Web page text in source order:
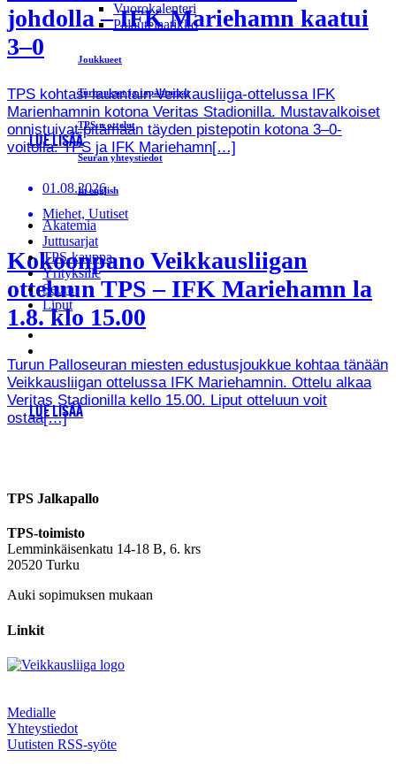
Vuorokalenteri
Palautelaatikko
Joukkueet
Turnaukset ja tapahtumat
TPS:n ottelut
Seuran yhteystiedot
In english
Akatemia
Juttusarjat
TPS-kauppa
Yrityksille
Seura
Liput
johdolla – IFK Mariehamn kaatui
3–0
TPS kohtasi lauantain Veikkausliiga-ottelussa IFK
Marienhamnin kotona Veritas Stadionilla. Mustavalkoiset
onnistuivat pitämään täyden pistepotin kotona 3–0-
voitolla. TPS ja IFK Mariehamn[…]
LUE LISÄÄ
01.08.2026
Miehet, Uutiset
Kokoonpano Veikkausliigan
otteluun TPS – IFK Mariehamn la
1.8. klo 15.00
Turun Palloseuran miesten edustusjoukkue kohtaa tänään
Veikkausliigan ottelussa IFK Mariehamnin. Ottelu alkaa
Veritas Stadionilla kello 15.00. Liput otteluun voit
ostaa[…]
LUE LISÄÄ
TPS Jalkapallo
TPS-toimisto
Lemminkäisenkatu 14-18 B, 6. krs
20520 Turku
Auki sopimuksen mukaan
Linkit
Medialle
Yhteystiedot
Uutisten RSS-syöte